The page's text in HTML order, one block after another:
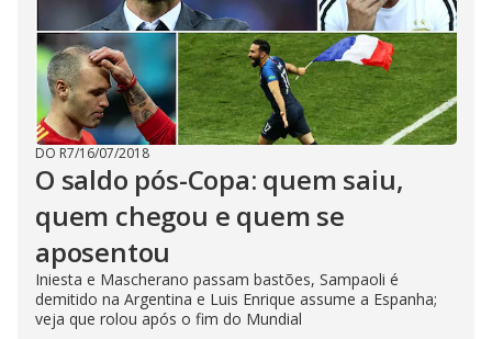
DO R7/16/07/2018
O saldo pós-Copa: quem saiu,
quem chegou e quem se
aposentou
Iniesta e Mascherano passam bastões, Sampaoli é
demitido na Argentina e Luis Enrique assume a Espanha;
veja que rolou após o fim do Mundial